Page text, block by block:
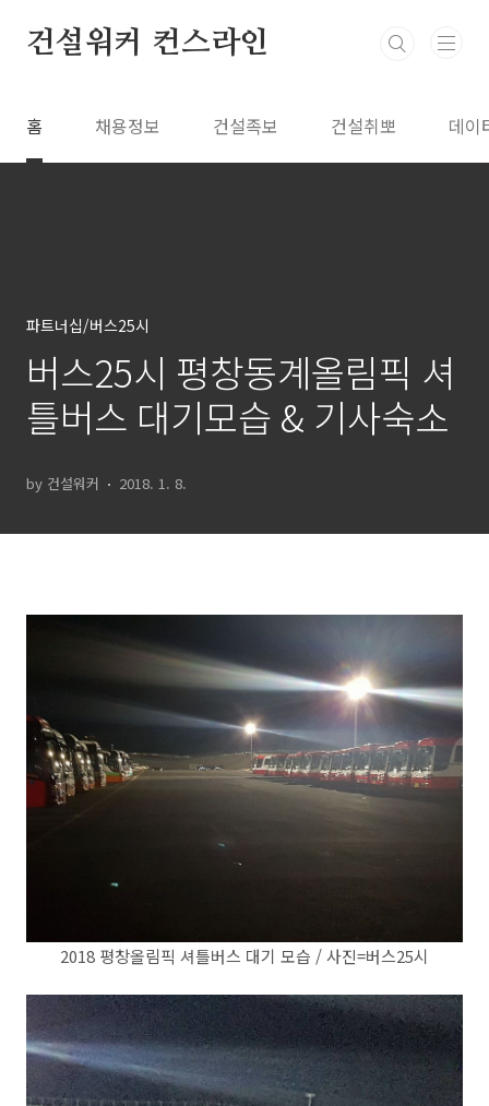
건설워커 컨스라인
홈 채용정보 건설족보 건설취뽀 데이
파트너십/버스25시
버스25시 평창동계올림픽 셔
틀버스 대기모습 & 기사숙소
by 건설워커 2018. 1. 8.
2018 평창올림픽 셔틀버스 대기 모습 / 사진=버스25시